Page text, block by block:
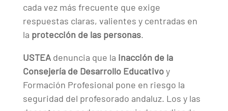
cada vez más frecuente que exige
respuestas claras, valientes y centradas en
la protección de las personas.
USTEA denuncia que la inacción de la
Consejería de Desarrollo Educativoy
Formación Profesional pone en riesgo la
seguridad del profesorado andaluz. Los y las